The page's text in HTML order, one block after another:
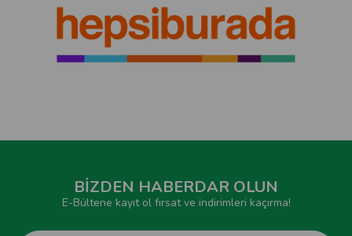
BİZDEN HABERDAR OLUN
E-Bültene kayıt ol fırsat ve indirimleri kaçırma!